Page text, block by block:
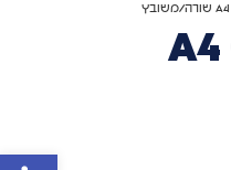
דפדפת 40 דף A4